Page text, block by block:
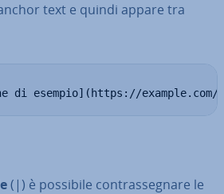
text e quindi appare tra
di esempio](https://
(|) è possibile con­tras­se­gna­re le